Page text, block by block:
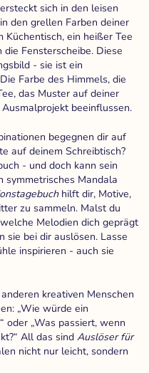
sich in den leisen
den grellen Farben deiner
Küchentisch, ein heißer Tee
Fensterscheibe. Diese
- sie ist ein
Farbe des Himmels, die
das Muster auf deiner
beeinflussen.
begegnen dir auf
auf deinem Schreibtisch?
- und doch kann sein
symmetrisches Mandala
hilft dir, Motive,
zu sammeln. Malst du
Melodien dich geprägt
sie bei dir auslösen. Lasse
inspirieren - auch sie
kreativen Menschen
„Wie würde ein
oder „Was passiert, wenn
All das sind Auslöser für
nicht nur leicht, sondern